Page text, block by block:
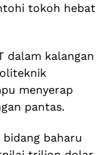
tokoh hebat
dalam kalangan
menyerap
pantas.
bidang baharu